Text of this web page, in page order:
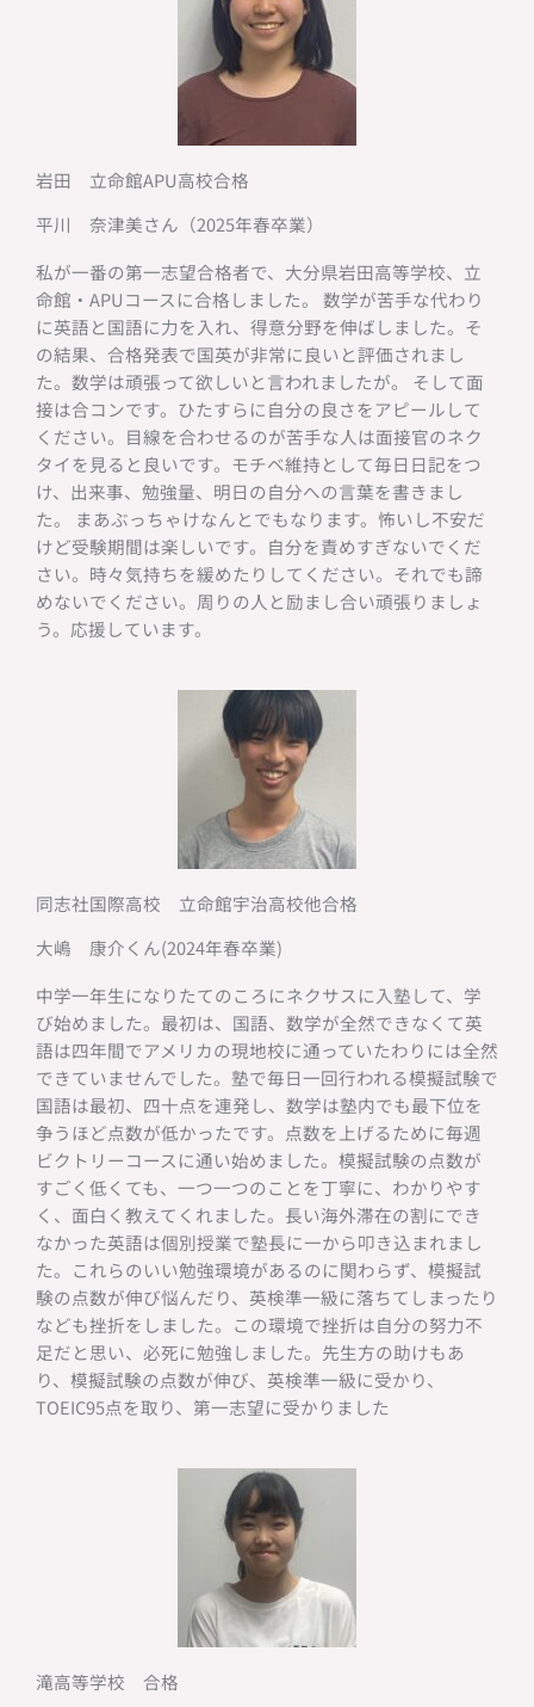
岩田 立命館APU高校合格
平川 奈津美さん（2025年春卒業）
私が一番の第一志望合格者で、大分県岩田高等学校、立
命館・APUコースに合格しました。 数学が苦手な代わり
に英語と国語に力を入れ、得意分野を伸ばしました。そ
の結果、合格発表で国英が非常に良いと評価されまし
た。数学は頑張って欲しいと言われましたが。 そして面
接は合コンです。ひたすらに自分の良さをアピールして
ください。目線を合わせるのが苦手な人は面接官のネク
タイを見ると良いです。モチベ維持として毎日日記をつ
け、出来事、勉強量、明日の自分への言葉を書きまし
た。 まあぶっちゃけなんとでもなります。怖いし不安だ
けど受験期間は楽しいです。自分を責めすぎないでくだ
さい。時々気持ちを緩めたりしてください。それでも諦
めないでください。周りの人と励まし合い頑張りましょ
う。応援しています。
同志社国際高校 立命館宇治高校他合格
大嶋 康介くん(2024年春卒業)
中学一年生になりたてのころにネクサスに入塾して、学
び始めました。最初は、国語、数学が全然できなくて英
語は四年間でアメリカの現地校に通っていたわりには全然
できていませんでした。塾で毎日一回行われる模擬試験で
国語は最初、四十点を連発し、数学は塾内でも最下位を
争うほど点数が低かったです。点数を上げるために毎週
ビクトリーコースに通い始めました。模擬試験の点数が
すごく低くても、一つ一つのことを丁寧に、わかりやす
く、面白く教えてくれました。長い海外滞在の割にでき
なかった英語は個別授業で塾長に一から叩き込まれまし
た。これらのいい勉強環境があるのに関わらず、模擬試
験の点数が伸び悩んだり、英検準一級に落ちてしまったり
なども挫折をしました。この環境で挫折は自分の努力不
足だと思い、必死に勉強しました。先生方の助けもあ
り、模擬試験の点数が伸び、英検準一級に受かり、
TOEIC95点を取り、第一志望に受かりました
滝高等学校 合格